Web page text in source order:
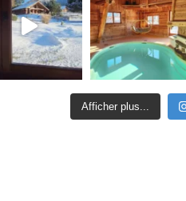
Afficher plus...